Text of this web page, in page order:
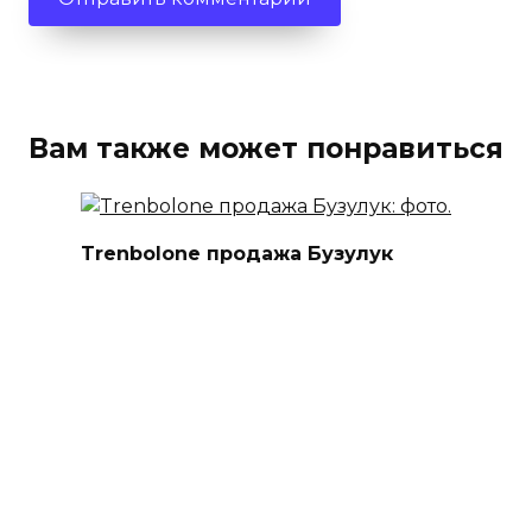
Вам также может понравиться
Trenbolone продажа Бузулук